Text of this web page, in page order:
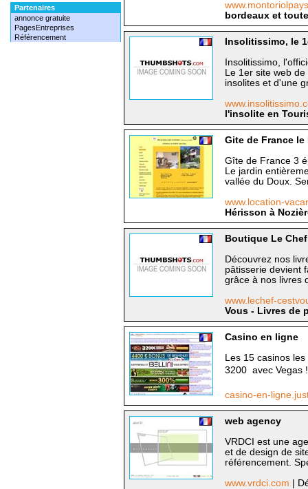
Partenaires
annonce gratuite
PagesEntreprises
Référencement
bordeaux et
Insolitissimo, le
Insolitissimo,
Le 1er site web
insolites et d'une
l'insolite en
Gite de France le
Gîte de France 3
Le jardin
vallée du Doux.
www.location-
Hérisson à
Boutique Le
Découvrez nos
pâtisserie devient
grâce à nos livres
www.lechef-
Vous - Livres de
Casino en ligne
Les 15 casinos
3200  avec
casino-en-
web agency
VRDCI est une
et de design de
référencement.
www.vrdci.com
|